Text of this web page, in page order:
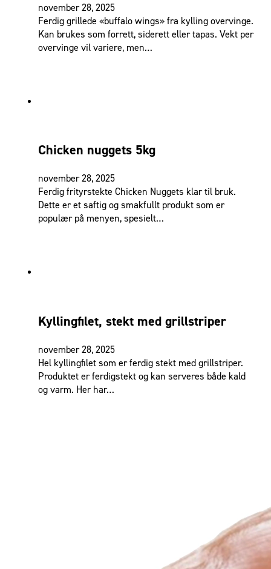
november 28, 2025
Ferdig grillede «buffalo wings» fra kylling overvinge.
Kan brukes som forrett, siderett eller tapas. Vekt per
overvinge vil variere, men…
Chicken nuggets 5kg
november 28, 2025
Ferdig frityrstekte Chicken Nuggets klar til bruk.
Dette er et saftig og smakfullt produkt som er
populær på menyen, spesielt…
Kyllingfilet, stekt med grillstriper
november 28, 2025
Hel kyllingfilet som er ferdig stekt med grillstriper.
Produktet er ferdigstekt og kan serveres både kald
og varm. Her har…